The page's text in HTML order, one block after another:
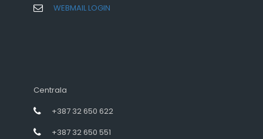
WEBMAIL LOGIN
Centrala
+387 32 650 622
+387 32 650 551